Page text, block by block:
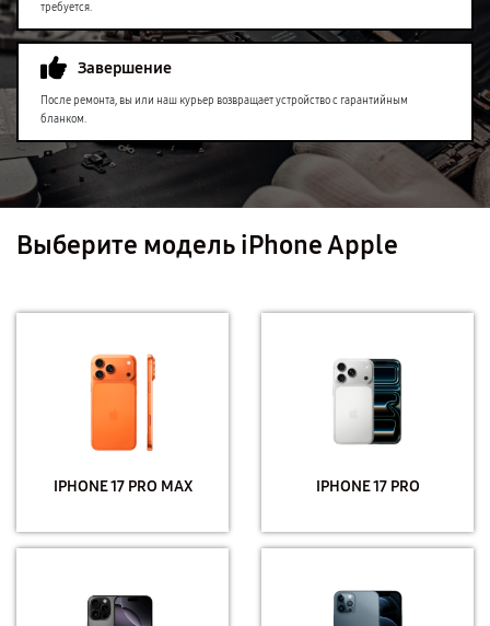
требуется.
Завершение
После ремонта, вы или наш курьер возвращает устройство с гарантийным
бланком.
Выберите модель iPhone Apple
IPHONE 17 PRO MAX IPHONE 17 PRO